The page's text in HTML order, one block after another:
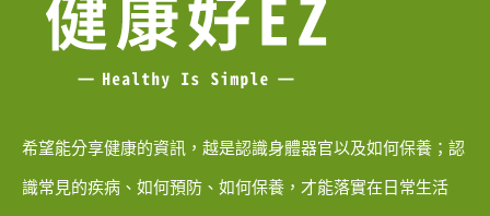
希望能分享健康的資訊，越是認識身體器官以及如何保養；認
識常見的疾病、如何預防、如何保養，才能落實在日常生活